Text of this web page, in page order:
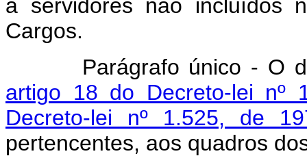
a servidores não incluídos
Cargos.
Parágrafo único - O
artigo 18 do Decreto-lei nº
Decreto-lei nº 1.525, de
pertencentes, aos quadros